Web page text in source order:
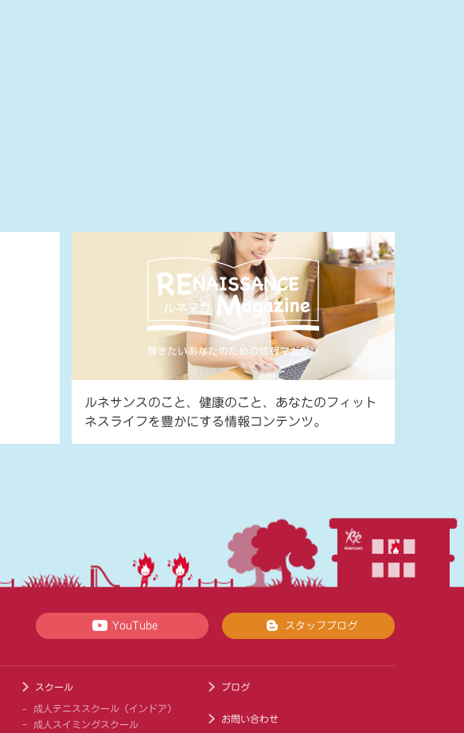
ルネサンスのこと、健康のこと、あなたのフィット
ネスライフを豊かにする情報コンテンツ。
YouTube スタッフブログ
スクール
成人テニススクール（インドア）
成人スイミングスクール
ブログ
お問い合わせ